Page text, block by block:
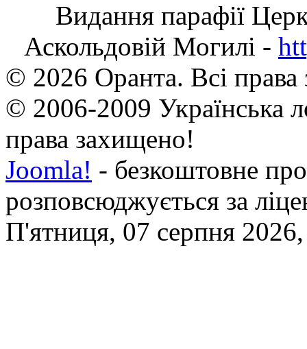
Видання парафії
Аскольдовій Могилі -
© 2026 Оранта. Всі
© 2006-2009 Українська
права захищено!
Joomla! - безкоштовне
розповсюджується за
П'ятниця, 07 серпня